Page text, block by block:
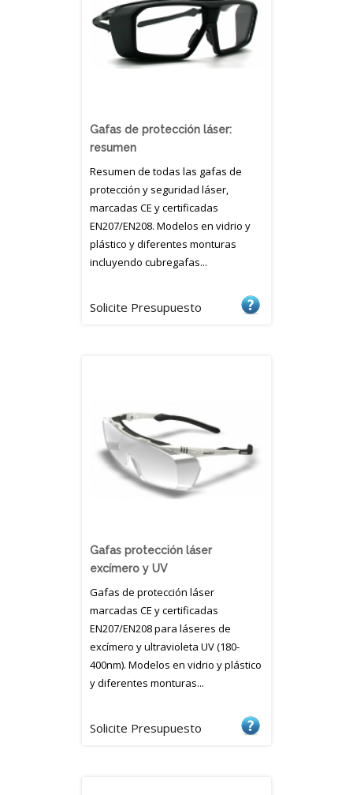
Gafas de protección láser:
resumen
Resumen de todas las gafas de
protección y seguridad láser,
marcadas CE y certificadas
EN207/EN208. Modelos en vidrio y
plástico y diferentes monturas
incluyendo cubregafas...
Solicite Presupuesto
Gafas protección láser
excímero y UV
Gafas de protección láser
marcadas CE y certificadas
EN207/EN208 para láseres de
excímero y ultravioleta UV (180-
400nm). Modelos en vidrio y plástico
y diferentes monturas...
Solicite Presupuesto